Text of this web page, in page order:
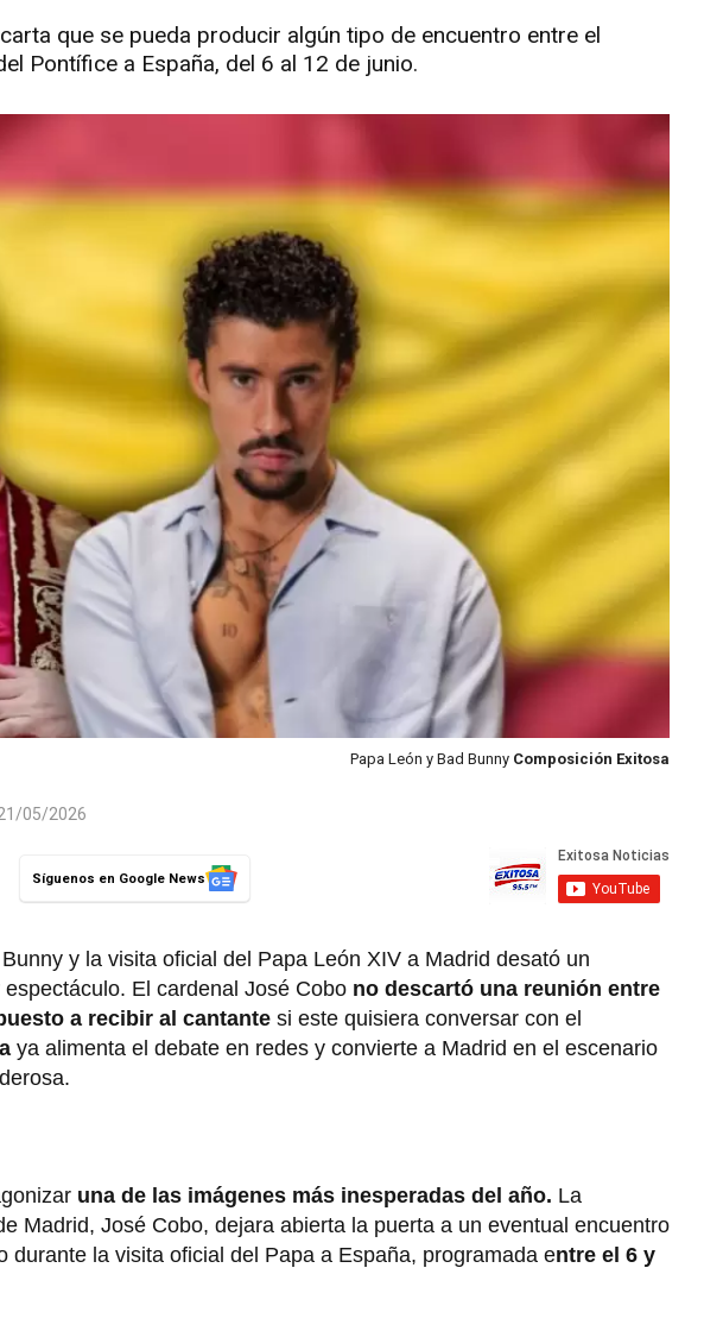
que se pueda producir algún tipo de encuentro entre el
Pontífice a España, del 6 al 12 de junio.
Papa León y Bad Bunny Composición Exitosa
05/2026
Síguenos en Google News
y la visita oficial del Papa León XIV a Madrid desató un
El cardenal José Cobo no descartó una reunión entre
a recibir al cantante si este quisiera conversar con el
ya alimenta el debate en redes y convierte a Madrid en el escenario
una de las imágenes más inesperadas del año. La
Madrid, José Cobo, dejara abierta la puerta a un eventual encuentro
durante la visita oficial del Papa a España, programada entre el 6 y